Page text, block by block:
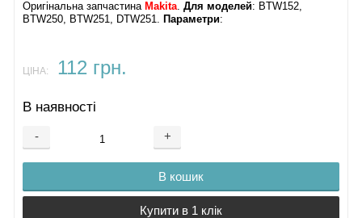
Оригінальна запчастина Makita.Для моделей: BTW152,
BTW250, BTW251, DTW251. Параметри:
ЦІНА: 112 грн.
В наявності
- +
В кошик
Купити в 1 клік